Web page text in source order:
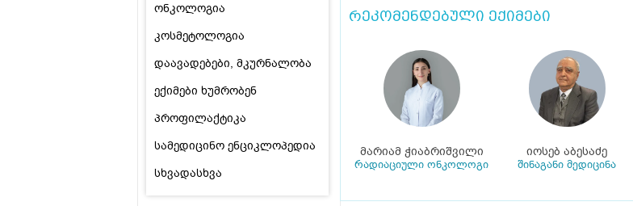
ონკოლოგია
კოსმეტოლოგია
დაავადებები, მკურნალობა
ექიმები ხუმრობენ
პროფილაქტიკა
სამედიცინო ენციკლოპედია
სხვადასხვა
რეკომენდებული ექიმები
მარიამ ჭიაბრიშვილი
რადიაციული ონკოლოგი
იოსებ აბესაძე
შინაგანი მედიცინა